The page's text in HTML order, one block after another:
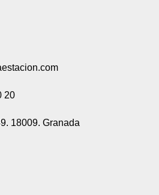
20
18009. Granada